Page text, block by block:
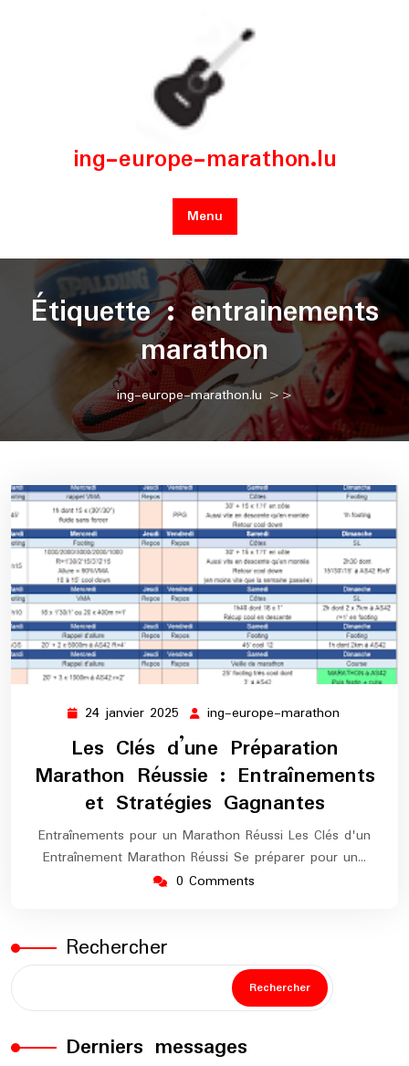
ing-europe-marathon.lu
Menu
Étiquette :entrainements
marathon
ing-europe-marathon.lu >>
24 janvier 2025 24
janvier
2025
ing-europe-marathon
Les Clés d’une Préparation
Marathon Réussie : Entraînements
et Stratégies Gagnantes
Entraînements pour un Marathon Réussi Les Clés d'un
Entraînement Marathon Réussi Se préparer pour un…
0 Comments
Rechercher
Rechercher
Derniers messages